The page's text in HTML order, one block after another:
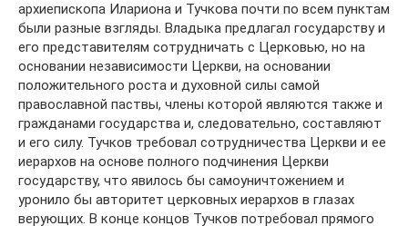
архиепископа Илариона и Тучкова почти по всем пунктам
были разные взгляды. Владыка предлагал государству и
его представителям сотрудничать с Церковью, но на
основании независимости Церкви, на основании
положительного роста и духовной силы самой
православной паствы, члены которой являются также и
гражданами государства и, следовательно, составляют
и его силу. Тучков требовал сотрудничества Церкви и ее
иерархов на основе полного подчинения Церкви
государству, что явилось бы самоуничтожением и
уронило бы авторитет церковных иерархов в глазах
верующих. В конце концов Тучков потребовал прямого